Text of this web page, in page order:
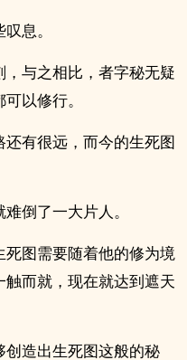
息。
与之相比，者字秘无疑
以修行。
有很远，而今的生死图
倒了一大片人。
图需要随着他的修为境
而就，现在就达到遮天
造出生死图这般的秘